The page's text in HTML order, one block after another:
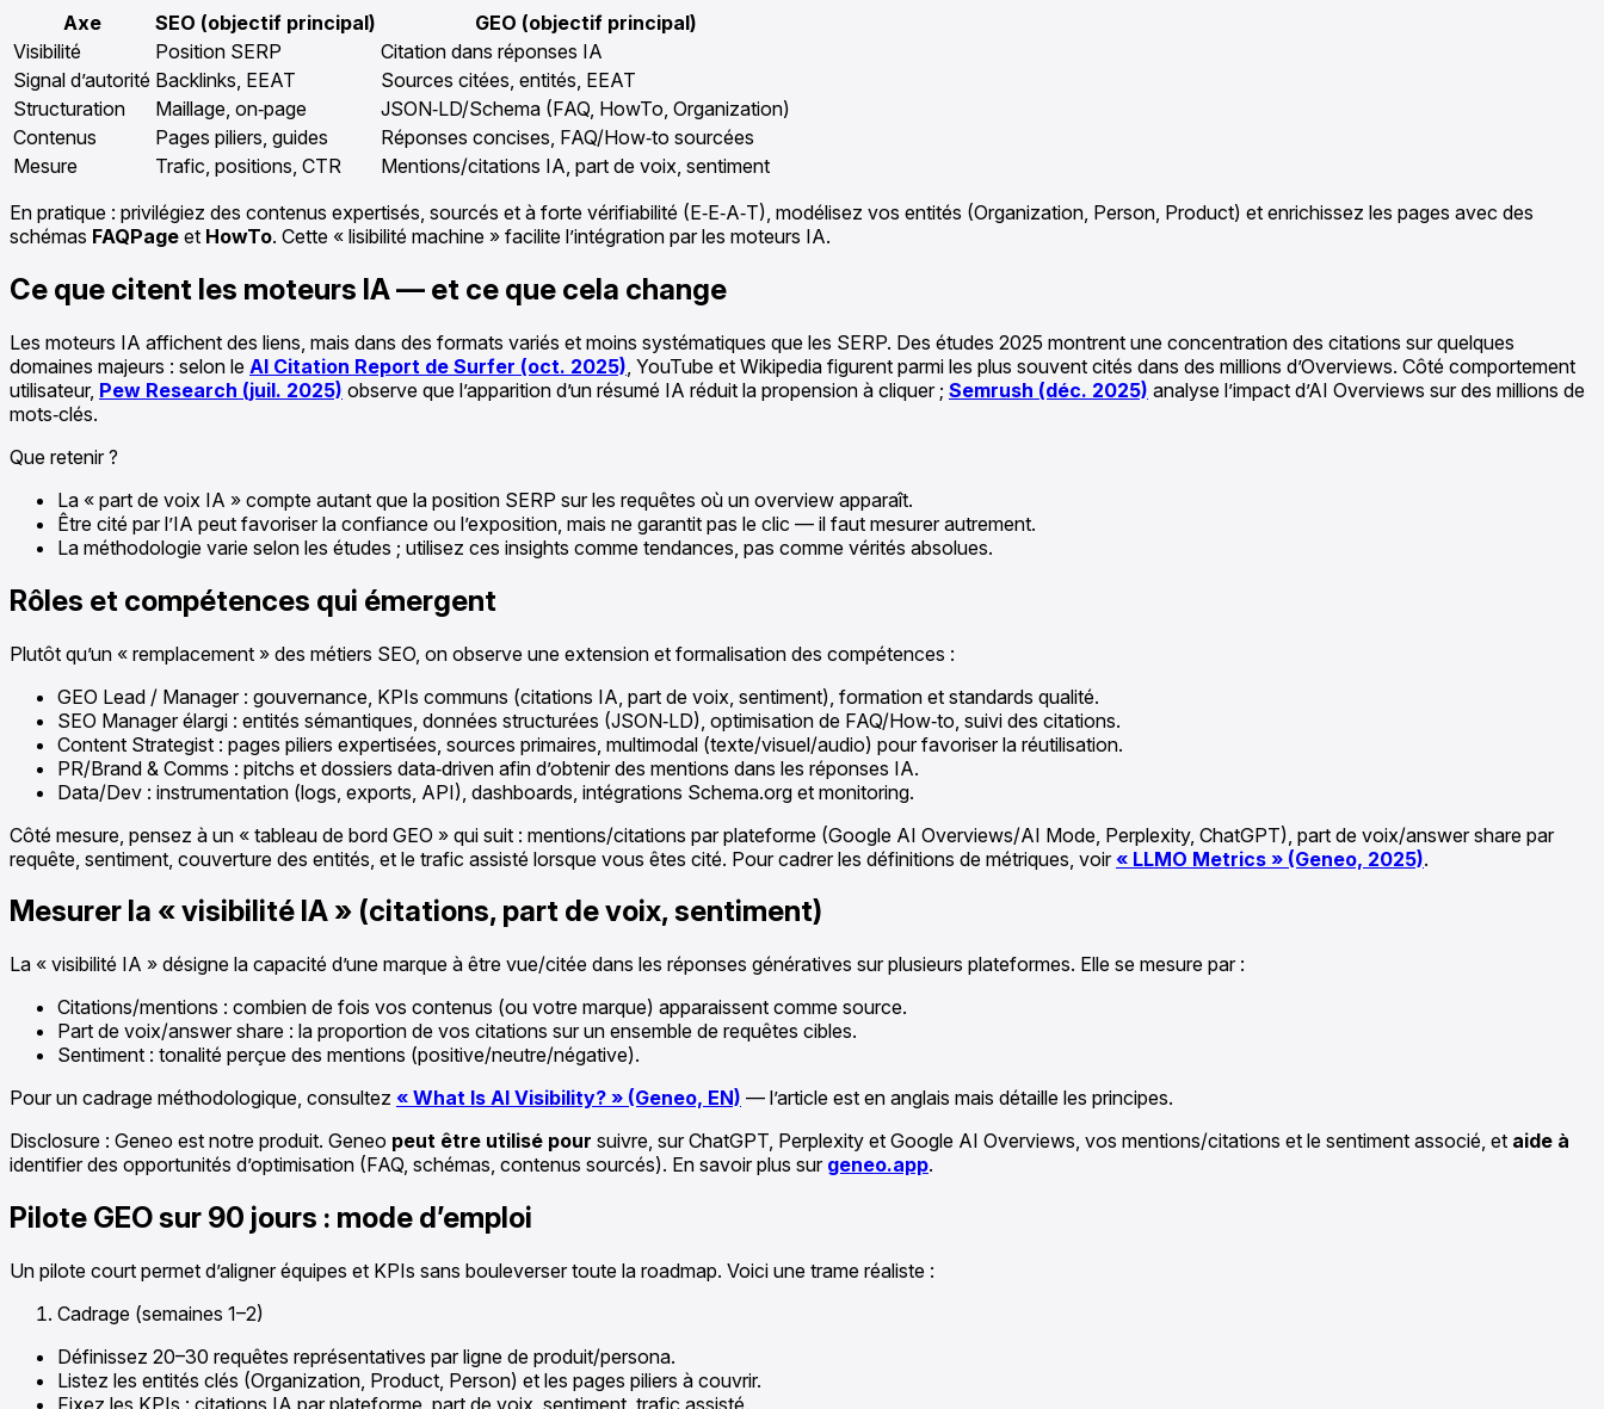
Axe
SEO (objectif principal)
GEO (objectif principal)
Visibilité
Position SERP
Citation dans réponses IA
Signal d’autorité Backlinks, EEAT
Sources citées, entités, EEAT
Structuration
Maillage, on‑page
JSON‑LD/Schema (FAQ, HowTo, Organization)
Contenus
Pages piliers, guides
Réponses concises, FAQ/How‑to sourcées
Mesure
Trafic, positions, CTR
Mentions/citations IA, part de voix, sentiment
En pratique : privilégiez des contenus expertisés, sourcés et à forte vérifiabilité (E‑E‑A‑T), modélisez vos entités (Organization, Person, Product) et enrichissez les pages avec des
schémas FAQPage et HowTo. Cette « lisibilité machine » facilite l’intégration par les moteurs IA.
Ce que citent les moteurs IA — et ce que cela change
Les moteurs IA affichent des liens, mais dans des formats variés et moins systématiques que les SERP. Des études 2025 montrent une concentration des citations sur quelques
domaines majeurs : selon le AI Citation Report de Surfer (oct. 2025) , YouTube et Wikipedia figurent parmi les plus souvent cités dans des millions d’Overviews. Côté comportement
utilisateur, Pew Research (juil. 2025) observe que l’apparition d’un résumé IA réduit la propension à cliquer ; Semrush (déc. 2025) analyse l’impact d’AI Overviews sur des millions de
mots‑clés.
Que retenir ?
La « part de voix IA » compte autant que la position SERP sur les requêtes où un overview apparaît.
Être cité par l’IA peut favoriser la confiance ou l’exposition, mais ne garantit pas le clic — il faut mesurer autrement.
La méthodologie varie selon les études ; utilisez ces insights comme tendances, pas comme vérités absolues.
Rôles et compétences qui émergent
Plutôt qu’un « remplacement » des métiers SEO, on observe une extension et formalisation des compétences :
GEO Lead / Manager : gouvernance, KPIs communs (citations IA, part de voix, sentiment), formation et standards qualité.
SEO Manager élargi : entités sémantiques, données structurées (JSON‑LD), optimisation de FAQ/How‑to, suivi des citations.
Content Strategist : pages piliers expertisées, sources primaires, multimodal (texte/visuel/audio) pour favoriser la réutilisation.
PR/Brand & Comms : pitchs et dossiers data‑driven afin d’obtenir des mentions dans les réponses IA.
Data/Dev : instrumentation (logs, exports, API), dashboards, intégrations Schema.org et monitoring.
Côté mesure, pensez à un « tableau de bord GEO » qui suit : mentions/citations par plateforme (Google AI Overviews/AI Mode, Perplexity, ChatGPT), part de voix/answer share par
requête, sentiment, couverture des entités, et le trafic assisté lorsque vous êtes cité. Pour cadrer les définitions de métriques, voir« LLMO Metrics » (Geneo, 2025).
Mesurer la « visibilité IA » (citations, part de voix, sentiment)
La « visibilité IA » désigne la capacité d’une marque à être vue/citée dans les réponses génératives sur plusieurs plateformes. Elle se mesure par :
Citations/mentions : combien de fois vos contenus (ou votre marque) apparaissent comme source.
Part de voix/answer share : la proportion de vos citations sur un ensemble de requêtes cibles.
Sentiment : tonalité perçue des mentions (positive/neutre/négative).
Pour un cadrage méthodologique, consultez « What Is AI Visibility? » (Geneo, EN) — l’article est en anglais mais détaille les principes.
Disclosure : Geneo est notre produit. Geneo peut être utilisé pour suivre, sur ChatGPT, Perplexity et Google AI Overviews, vos mentions/citations et le sentiment associé, et aide à
identifier des opportunités d’optimisation (FAQ, schémas, contenus sourcés). En savoir plus sur geneo.app.
Pilote GEO sur 90 jours : mode d’emploi
Un pilote court permet d’aligner équipes et KPIs sans bouleverser toute la roadmap. Voici une trame réaliste :
Cadrage (semaines 1–2)
Définissez 20–30 requêtes représentatives par ligne de produit/persona.
Listez les entités clés (Organization, Product, Person) et les pages piliers à couvrir.